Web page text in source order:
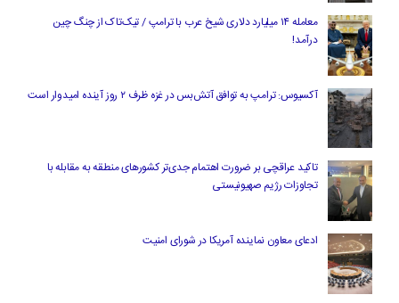
معامله ۱۴ میلیارد دلاری شیخ عرب با ترامپ / تیک‌تاک از چنگ چین
درآمد!
آکسیوس: ترامپ به توافق آتش‌بس در غزه ظرف ۲ روز آینده امیدوار است
تاکید عراقچی بر ضرورت اهتمام جدی‌تر کشورهای منطقه به مقابله با
تجاوزات رژیم صهیونیستی
ادعای معاون نماینده آمریکا در شورای امنیت